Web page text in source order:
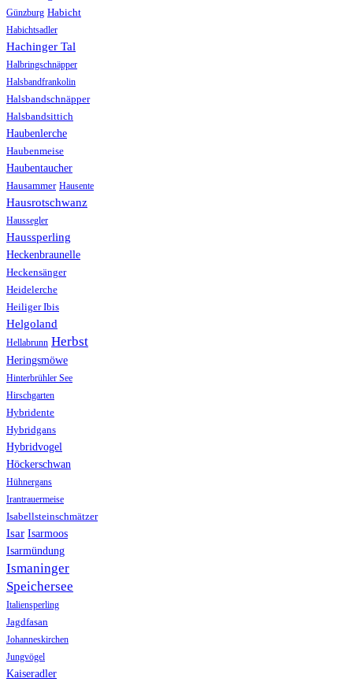
Günzburg Habicht
Habichtsadler
Hachinger Tal
Halbringschnäpper
Halsbandfrankolin
Halsbandschnäpper
Halsbandsittich
Haubenlerche
Haubenmeise
Haubentaucher
Hausammer Hausente
Hausrotschwanz
Haussegler
Haussperling
Heckenbraunelle
Heckensänger
Heidelerche
Heiliger Ibis
Helgoland
Hellabrunn Herbst
Heringsmöwe
Hinterbrühler See
Hirschgarten
Hybridente
Hybridgans
Hybridvogel
Höckerschwan
Hühnergans
Irantrauermeise
Isabellsteinschmätzer
Isar Isarmoos
Isarmündung
Ismaninger
Speichersee
Italiensperling
Jagdfasan
Johanneskirchen
Jungvögel
Kaiseradler